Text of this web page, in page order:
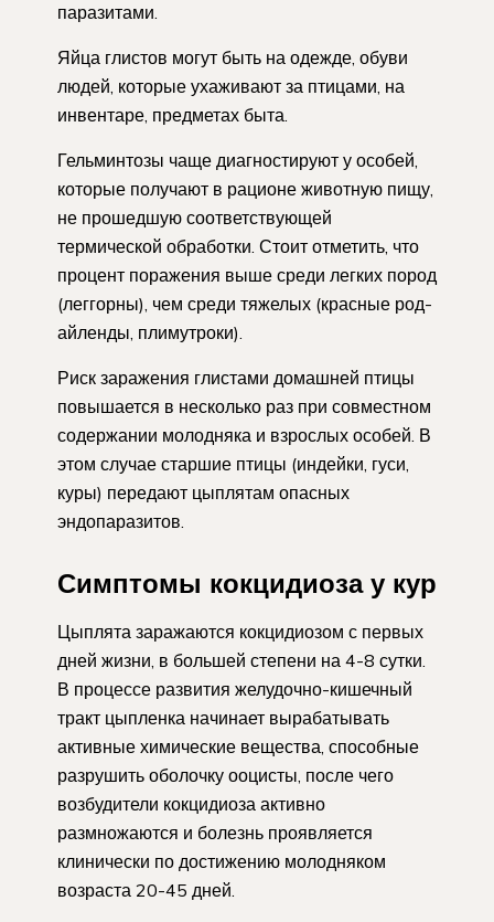
паразитами.
Яйца глистов могут быть на одежде, обуви
людей, которые ухаживают за птицами, на
инвентаре, предметах быта.
Гельминтозы чаще диагностируют у особей,
которые получают в рационе животную пищу,
не прошедшую соответствующей
термической обработки. Стоит отметить, что
процент поражения выше среди легких пород
(леггорны), чем среди тяжелых (красные род-
айленды, плимутроки).
Риск заражения глистами домашней птицы
повышается в несколько раз при совместном
содержании молодняка и взрослых особей. В
этом случае старшие птицы (индейки, гуси,
куры) передают цыплятам опасных
эндопаразитов.
Симптомы кокцидиоза у кур
Цыплята заражаются кокцидиозом с первых
дней жизни, в большей степени на 4-8 сутки.
В процессе развития желудочно-кишечный
тракт цыпленка начинает вырабатывать
активные химические вещества, способные
разрушить оболочку ооцисты, после чего
возбудители кокцидиоза активно
размножаются и болезнь проявляется
клинически по достижению молодняком
возраста 20-45 дней.